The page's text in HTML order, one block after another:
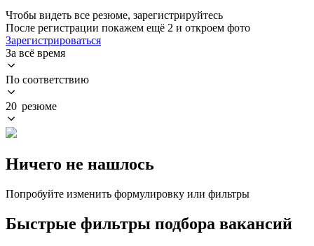
Чтобы видеть все резюме, зарегистрируйтесь
После регистрации покажем ещё 2 и откроем фото
Зарегистрироваться
За всё время
По соответствию
20 резюме
Ничего не нашлось
Попробуйте изменить формулировку или фильтры
Быстрые фильтры подбора вакансий